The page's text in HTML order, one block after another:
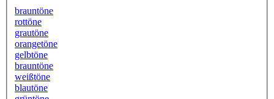
brauntöne
rottöne
grautöne
orangetöne
gelbtöne
brauntöne
weißtöne
blautöne